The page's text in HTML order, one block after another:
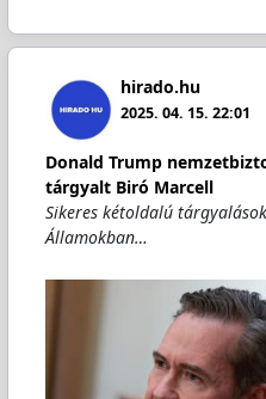
hirado.hu
2025. 04. 15. 22:01
Donald Trump
tárgyalt Biró Marcell
Sikeres kétoldalú
Államokban…